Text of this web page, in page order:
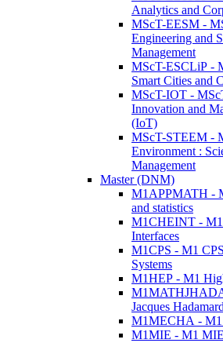
Analytics and
MScT-EESM -
Engineering and
Management
MScT-ESCLiP -
Smart Cities and
MScT-IOT -
Innovation and
(IoT)
MScT-STEEM -
Environment :
Management
Master (DNM)
M1APPMATH -
and statistics
M1CHEINT - M1
Interfaces
M1CPS - M1
Systems
M1HEP - M1
Jacques Hadamard
M1MECHA - M1
M1MIE - M1